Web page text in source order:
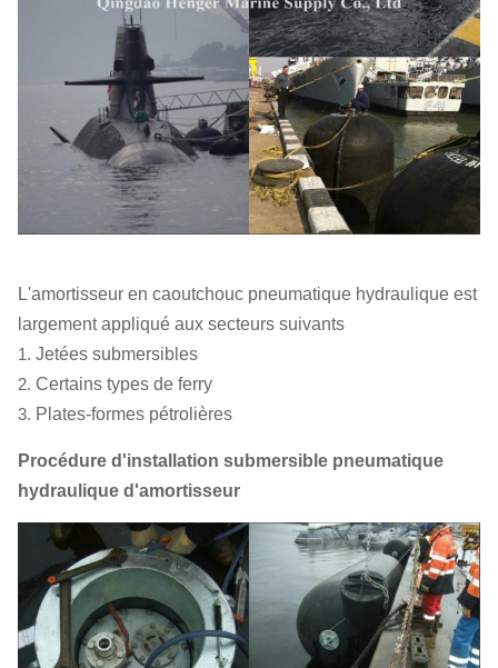
L'amortisseur en caoutchouc pneumatique hydraulique est
largement appliqué aux secteurs suivants
1. Jetées submersibles
2. Certains types de ferry
3. Plates-formes pétrolières
Procédure d'installation submersible pneumatique
hydraulique d'amortisseur